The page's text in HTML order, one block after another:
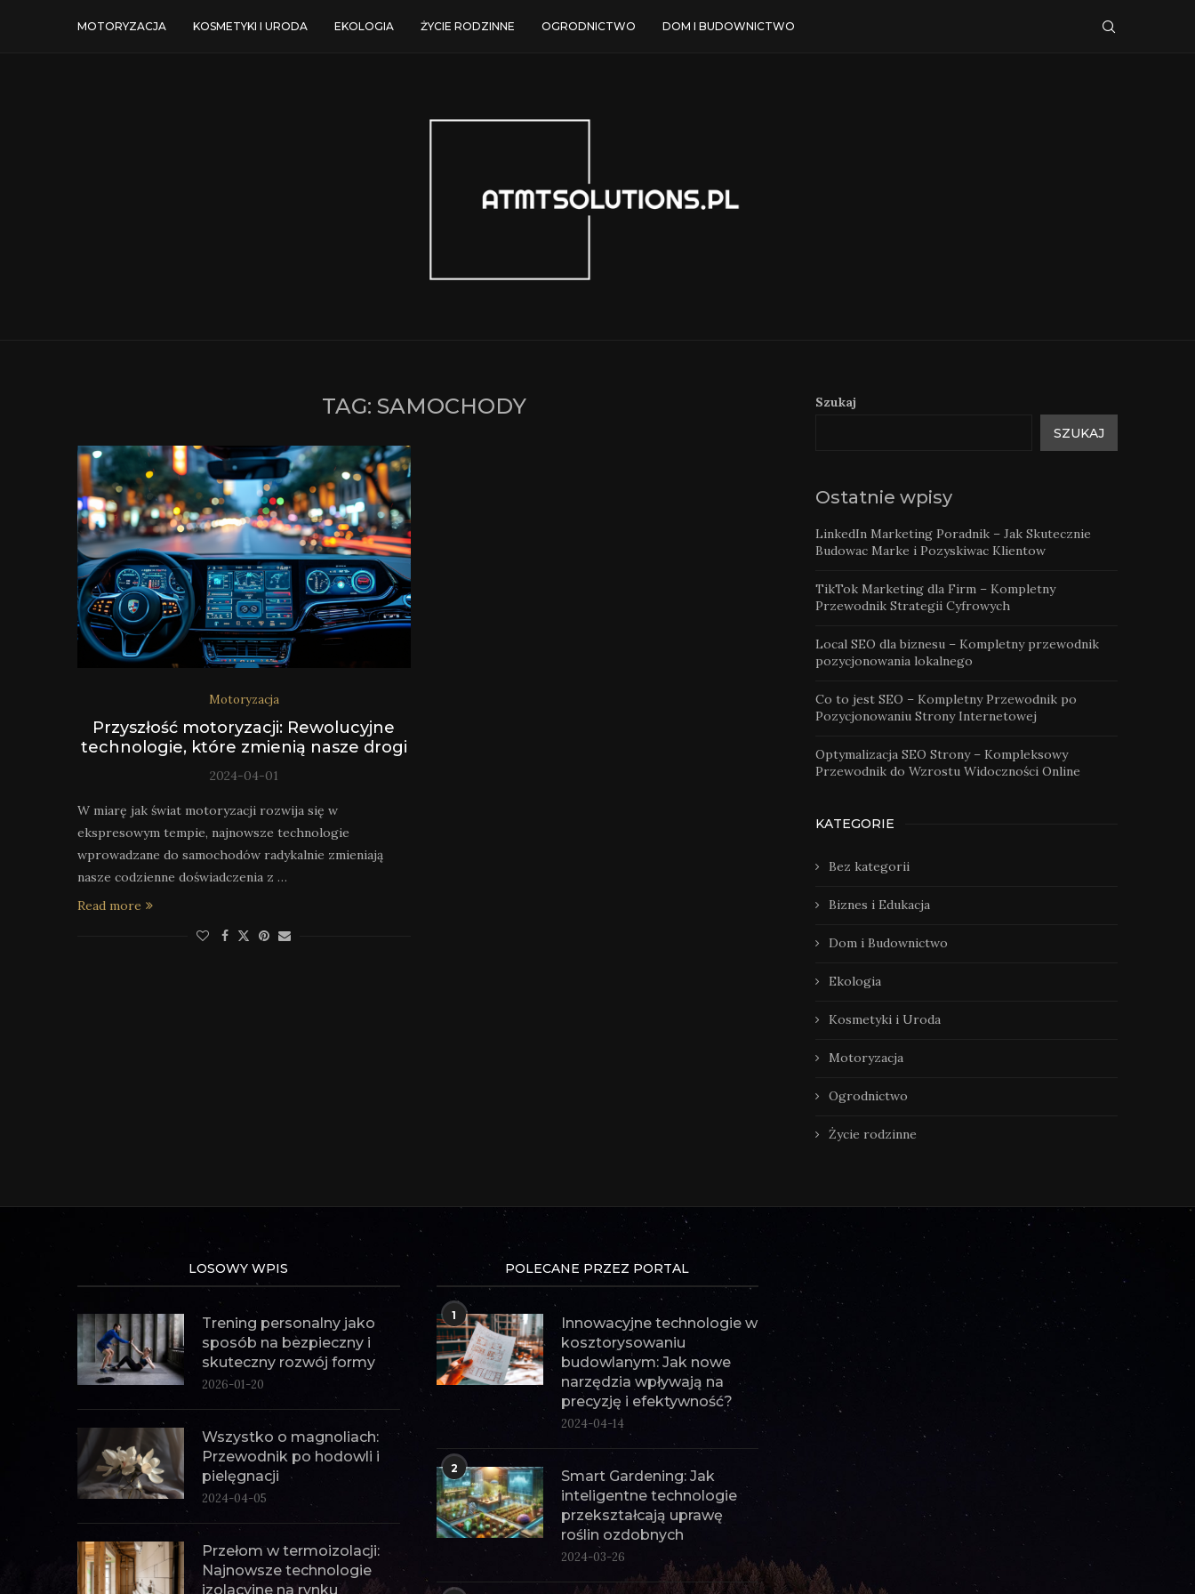
MOTORYZACJA KOSMETYKI I URODA EKOLOGIA ŻYCIE RODZINNE OGRODNICTWO DOM I BUDOWNICTWO
TAG: SAMOCHODY
Motoryzacja
Przyszłość motoryzacji: Rewolucyjne
technologie, które zmienią nasze drogi
2024-04-01
W miarę jak świat motoryzacji rozwija się w
ekspresowym tempie, najnowsze technologie
wprowadzane do samochodów radykalnie zmieniają
nasze codzienne doświadczenia z …
Read more
Szukaj
SZUKAJ
Ostatnie wpisy
LinkedIn Marketing Poradnik – Jak Skutecznie
Budowac Marke i Pozyskiwac Klientow
TikTok Marketing dla Firm – Kompletny
Przewodnik Strategii Cyfrowych
Local SEO dla biznesu – Kompletny przewodnik
pozycjonowania lokalnego
Co to jest SEO – Kompletny Przewodnik po
Pozycjonowaniu Strony Internetowej
Optymalizacja SEO Strony – Kompleksowy
Przewodnik do Wzrostu Widoczności Online
KATEGORIE
Bez kategorii
Biznes i Edukacja
Dom i Budownictwo
Ekologia
Kosmetyki i Uroda
Motoryzacja
Ogrodnictwo
Życie rodzinne
LOSOWY WPIS
Trening personalny jako
sposób na bezpieczny i
skuteczny rozwój formy
2026-01-20
Wszystko o magnoliach:
Przewodnik po hodowli i
pielęgnacji
2024-04-05
Przełom w termoizolacji:
Najnowsze technologie
izolacyjne na rynku
POLECANE PRZEZ PORTAL
1
Innowacyjne technologie w
kosztorysowaniu
budowlanym: Jak nowe
narzędzia wpływają na
precyzję i efektywność?
2024-04-14
2
Smart Gardening: Jak
inteligentne technologie
przekształcają uprawę
roślin ozdobnych
2024-03-26